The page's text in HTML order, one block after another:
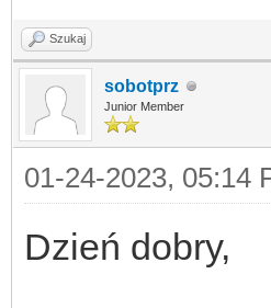
Szukaj
sobotprz
Junior Member
01-24-2023, 05:14
Dzień dobry,